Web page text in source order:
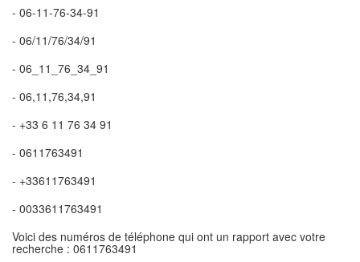
- 06-11-76-34-91
- 06/11/76/34/91
- 06_11_76_34_91
- 06,11,76,34,91
- +33 6 11 76 34 91
- 0611763491
- +33611763491
- 0033611763491
Voici des numéros de téléphone qui ont un rapport avec votre
recherche : 0611763491